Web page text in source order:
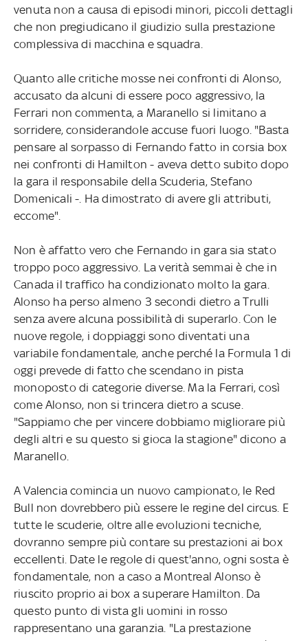
venuta non a causa di episodi minori, piccoli dettagli
che non pregiudicano il giudizio sulla prestazione
complessiva di macchina e squadra.
Quanto alle critiche mosse nei confronti di Alonso,
accusato da alcuni di essere poco aggressivo, la
Ferrari non commenta, a Maranello si limitano a
sorridere, considerandole accuse fuori luogo. "Basta
pensare al sorpasso di Fernando fatto in corsia box
nei confronti di Hamilton - aveva detto subito dopo
la gara il responsabile della Scuderia, Stefano
Domenicali -. Ha dimostrato di avere gli attributi,
eccome".
Non è affatto vero che Fernando in gara sia stato
troppo poco aggressivo. La verità semmai è che in
Canada il traffico ha condizionato molto la gara.
Alonso ha perso almeno 3 secondi dietro a Trulli
senza avere alcuna possibilità di superarlo. Con le
nuove regole, i doppiaggi sono diventati una
variabile fondamentale, anche perché la Formula 1 di
oggi prevede di fatto che scendano in pista
monoposto di categorie diverse. Ma la Ferrari, così
come Alonso, non si trincera dietro a scuse.
"Sappiamo che per vincere dobbiamo migliorare più
degli altri e su questo si gioca la stagione" dicono a
Maranello.
A Valencia comincia un nuovo campionato, le Red
Bull non dovrebbero più essere le regine del circus. E
tutte le scuderie, oltre alle evoluzioni tecniche,
dovranno sempre più contare su prestazioni ai box
eccellenti. Date le regole di quest'anno, ogni sosta è
fondamentale, non a caso a Montreal Alonso è
riuscito proprio ai box a superare Hamilton. Da
questo punto di vista gli uomini in rosso
rappresentano una garanzia. "La prestazione